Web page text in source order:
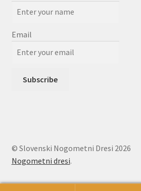
Email
© Slovenski Nogometni Dresi 2026
Nogometni dresi.